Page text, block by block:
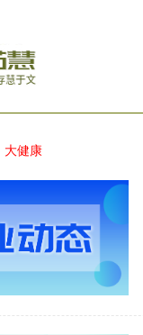
大健康